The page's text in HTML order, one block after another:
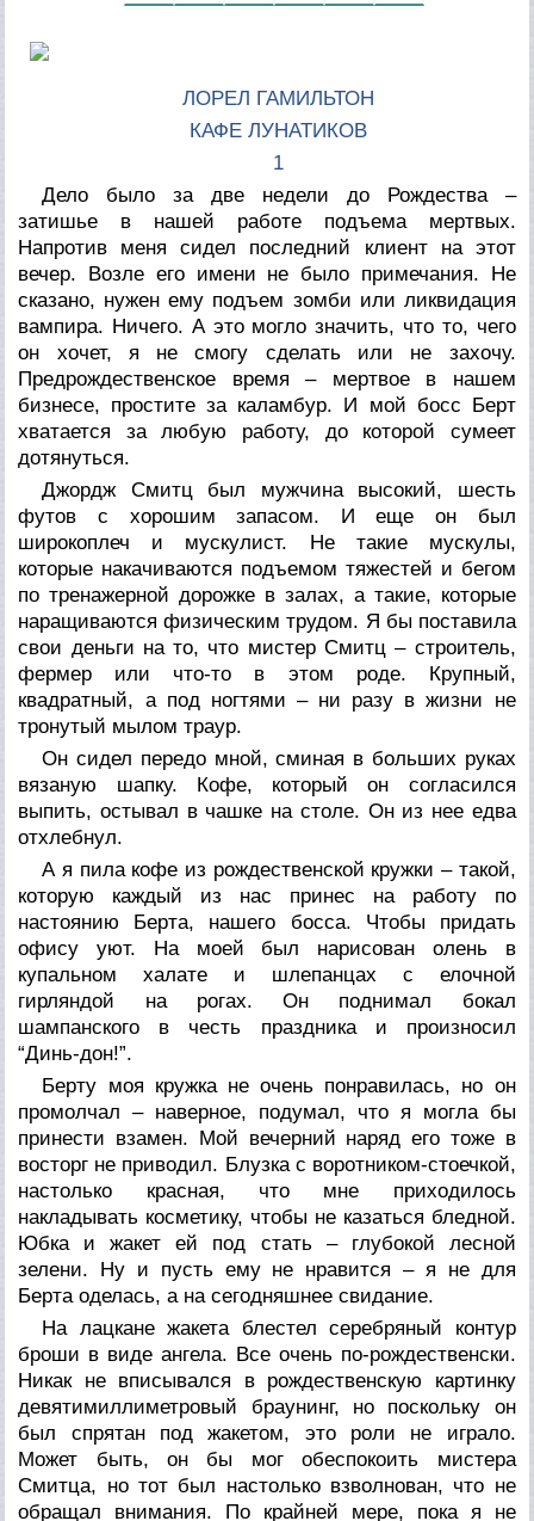
ЛОРЕЛ ГАМИЛЬТОН
КАФЕ ЛУНАТИКОВ
1
Дело было за две недели до Рождества –
затишье в нашей работе подъема мертвых.
Напротив меня сидел последний клиент на этот
вечер. Возле его имени не было примечания. Не
сказано, нужен ему подъем зомби или ликвидация
вампира. Ничего. А это могло значить, что то, чего
он хочет, я не смогу сделать или не захочу.
Предрождественское время – мертвое в нашем
бизнесе, простите за каламбур. И мой босс Берт
хватается за любую работу, до которой сумеет
дотянуться.
Джордж Смитц был мужчина высокий, шесть
футов с хорошим запасом. И еще он был
широкоплеч и мускулист. Не такие мускулы,
которые накачиваются подъемом тяжестей и бегом
по тренажерной дорожке в залах, а такие, которые
наращиваются физическим трудом. Я бы поставила
свои деньги на то, что мистер Смитц – строитель,
фермер или что-то в этом роде. Крупный,
квадратный, а под ногтями – ни разу в жизни не
тронутый мылом траур.
Он сидел передо мной, сминая в больших руках
вязаную шапку. Кофе, который он согласился
выпить, остывал в чашке на столе. Он из нее едва
отхлебнул.
А я пила кофе из рождественской кружки – такой,
которую каждый из нас принес на работу по
настоянию Берта, нашего босса. Чтобы придать
офису уют. На моей был нарисован олень в
купальном халате и шлепанцах с елочной
гирляндой на рогах. Он поднимал бокал
шампанского в честь праздника и произносил
“Динь-дон!”.
Берту моя кружка не очень понравилась, но он
промолчал – наверное, подумал, что я могла бы
принести взамен. Мой вечерний наряд его тоже в
восторг не приводил. Блузка с воротником-стоечкой,
настолько красная, что мне приходилось
накладывать косметику, чтобы не казаться бледной.
Юбка и жакет ей под стать – глубокой лесной
зелени. Ну и пусть ему не нравится – я не для
Берта оделась, а на сегодняшнее свидание.
На лацкане жакета блестел серебряный контур
броши в виде ангела. Все очень по-рождественски.
Никак не вписывался в рождественскую картинку
девятимиллиметровый браунинг, но поскольку он
был спрятан под жакетом, это роли не играло.
Может быть, он бы мог обеспокоить мистера
Смитца, но тот был настолько взволнован, что не
обращал внимания. По крайней мере, пока я не